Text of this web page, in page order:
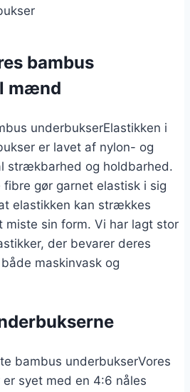
bambus
mænd
Elastikken i
er lavet af nylon- og
strækbarhed og holdbarhed.
gør garnet elastisk i sig
elastikken kan strækkes
miste sin form. Vi har lagt stor
der bevarer deres
maskinvask og
Vores
syet med en 4:6 nåles